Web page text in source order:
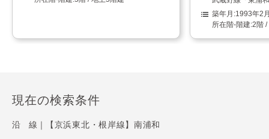
1993年2
2階 /
現在の検索条件
沿 線｜ 【京浜東北・根岸線】南浦和